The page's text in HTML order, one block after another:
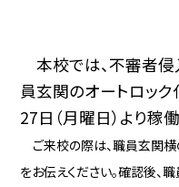
本校では、不審者侵
員玄関のオートロック
27日（月曜日）より稼
ご来校の際は、職員玄関
をお伝えください。確認後、